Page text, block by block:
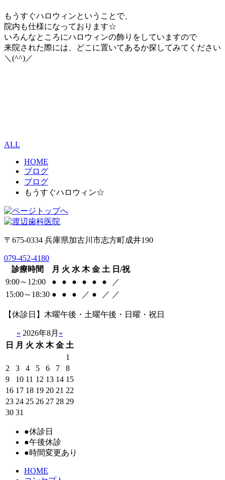
もうすぐハロウィンということで、
院内も仕様になっております☆
いろんなところにハロウィンの飾りをしていますので
来院された際には、どこに置いてあるか探してみてください
＼(^^)／
ALL
HOME
ブログ
ブログ
もうすぐハロウィン☆
〒675-0334 兵庫県加古川市志方町成井190
079-452-4180
診療時間
月 火 水 木 金 土 日/祝
9:00～12:00
● ● ● ● ● ●
／
15:00～18:30 ● ● ● ／ ● ／ ／
【休診日】木曜午後・土曜午後・日曜・祝日
« 2026年8月 »
日
月 火 水 木 金 土
1
2
3 4 5 6 7
8
9
10 11 12 13 14 15
16 17 18 19 20 21 22
23 24 25 26 27 28 29
30 31
●休診日
●午後休診
●時間変更あり
HOME